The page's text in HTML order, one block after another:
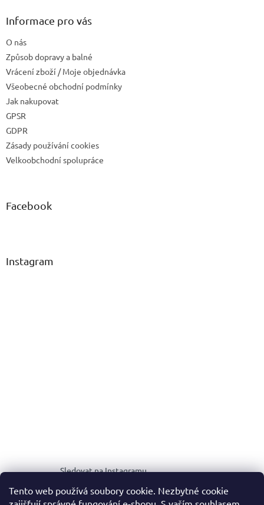
Tento web používá soubory cookie. Nezbytné cookie
Informace pro vás
O nás
Způsob dopravy a balné
Vrácení zboží / Moje objednávka
Všeobecné obchodní podmínky
Jak nakupovat
GPSR
GDPR
Zásady používání cookies
Velkoobchodní spolupráce
Facebook
Instagram
Sledovat na Instagramu